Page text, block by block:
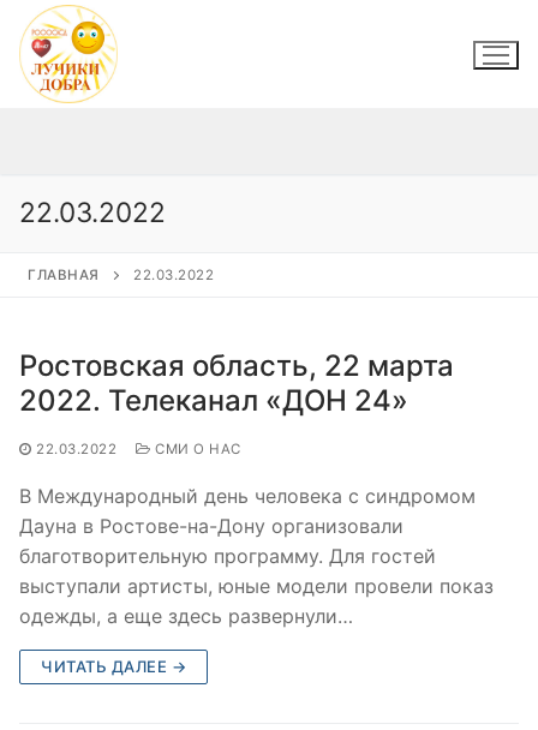
Перейти
содержимому
22.03.2022
ГЛАВНАЯ 22.03.2022
Ростовская область, 22 марта
2022. Телеканал «ДОН 24»
22.03.2022 СМИ О НАС
В Международный день человека с синдромом
Дауна в Ростове-на-Дону организовали
благотворительную программу. Для гостей
выступали артисты, юные модели провели показ
одежды, а еще здесь развернули…
ЧИТАТЬ ДАЛЕЕ →